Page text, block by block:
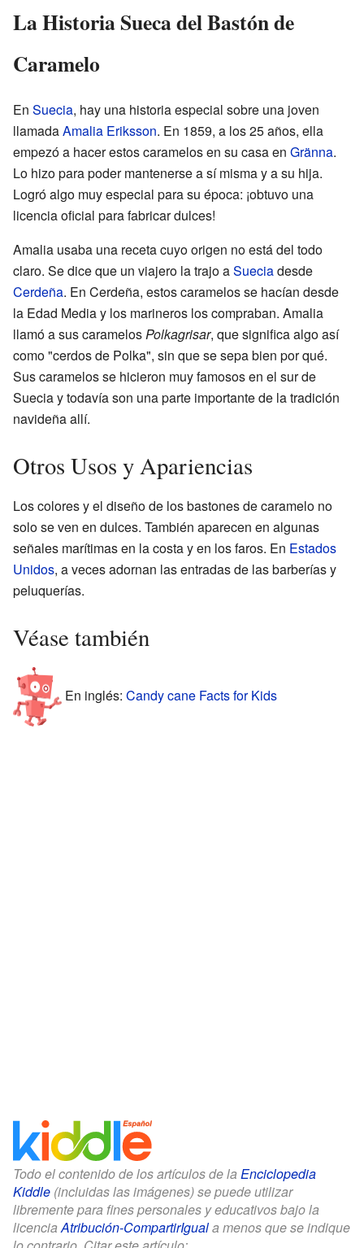
La Historia Sueca del Bastón de
Caramelo
En Suecia, hay una historia especial sobre una joven
llamadaAmalia Eriksson. En 1859, a los 25 años, ella
empezó a hacer estos caramelos en su casa en Gränna.
Lo hizo para poder mantenerse a sí misma y a su hija.
Logró algo muy especial para su época: ¡obtuvo una
licencia oficial para fabricar dulces!
Amalia usaba una receta cuyo origen no está del todo
claro. Se dice que un viajero la trajo aSueciadesde
Cerdeña. En Cerdeña, estos caramelos se hacían desde
la Edad Media y los marineros los compraban. Amalia
llamó a sus caramelosPolkagrisar, que significa algo así
como "cerdos de Polka", sin que se sepa bien por qué.
Sus caramelos se hicieron muy famosos en el sur de
Suecia y todavía son una parte importante de la tradición
navideña allí.
Otros Usos y Apariencias
Los colores y el diseño de los bastones de caramelo no
solo se ven en dulces. También aparecen en algunas
señales marítimas en la costa y en los faros. En Estados
Unidos, a veces adornan las entradas de las barberías y
peluquerías.
Véase también
En inglés: Candy cane Facts for Kids
Todo el contenido de los artículos de la Enciclopedia
Kiddle (incluidas las imágenes) se puede utilizar
libremente para fines personales y educativos bajo la
licenciaAtribución-CompartirIguala menos que se indique